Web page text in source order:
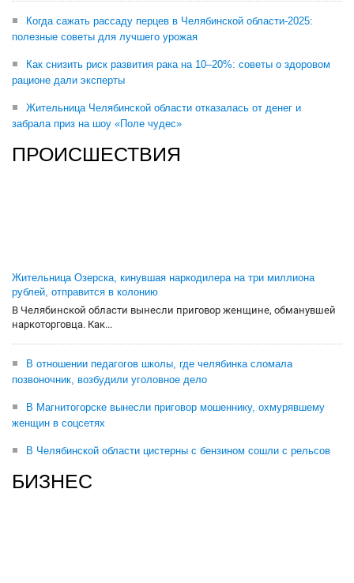
Когда сажать рассаду перцев в Челябинской области-2025:
полезные советы для лучшего урожая
Как снизить риск развития рака на 10–20%: советы о здоровом
рационе дали эксперты
Жительница Челябинской области отказалась от денег и
забрала приз на шоу «Поле чудес»
ПРОИСШЕСТВИЯ
Жительница Озерска, кинувшая наркодилера на три миллиона
рублей, отправится в колонию
В Челябинской области вынесли приговор женщине, обманувшей
наркоторговца. Как...
В отношении педагогов школы, где челябинка сломала
позвоночник, возбудили уголовное дело
В Магнитогорске вынесли приговор мошеннику, охмурявшему
женщин в соцсетях
В Челябинской области цистерны с бензином сошли с рельсов
БИЗНЕС